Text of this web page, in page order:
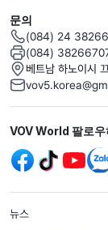
문의
(084) 24
(084)
베트남 하노이시
Mạng xã
VOV World 팔로우
menu
뉴스